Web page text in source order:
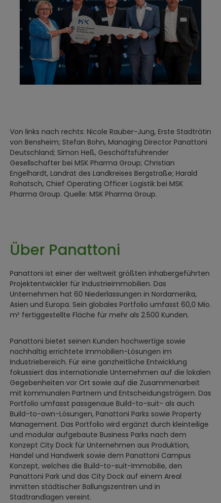
Von links nach rechts: Nicole Rauber-Jung, Erste Stadträtin
von Bensheim; Stefan Bohn, Managing Director Panattoni
Deutschland; Simon Heß, Geschäftsführender
Gesellschafter bei MSK Pharma Group; Christian
Engelhardt, Landrat des Landkreises Bergstraße; Harald
Rohatsch, Chief Operating Officer Logistik bei MSK
Pharma Group. Quelle: MSK Pharma Group.
Über Panattoni
Panattoni ist einer der weltweit größten inhabergeführten
Projektentwickler für Industrieimmobilien. Das
Unternehmen hat 60 Niederlassungen in Nordamerika,
Asien und Europa. Sein globales Portfolio umfasst 60,0 Mio.
m² fertiggestellte Fläche für mehr als 2.500 Kunden.
Panattoni bietet seinen Kunden hochwertige sowie
nachhaltig errichtete Immobilien-Lösungen im
Industriebereich. Für eine ganzheitliche Entwicklung
fokussiert das internationale Unternehmen auf die lokalen
Gegebenheiten vor Ort sowie auf die Zusammenarbeit
mit kommunalen Partnern und Entscheidungsträgern. Das
Portfolio umfasst passgenaue Build-to-suit- als auch
Build-to-own-Lösungen, Panattoni Parks sowie Property
Management. Das Portfolio wird ergänzt durch kleinteilige
und modular aufgebaute Business Parks nach dem
Konzept City Dock für Unternehmen aus Produktion,
Handel und Handwerk sowie dem Panattoni Campus
Konzept, welches die Build-to-suit-Immobilie, den
Panattoni Park und das City Dock auf einem Areal
inmitten städtischer Ballungszentren und in
Stadtrandlagen vereint.